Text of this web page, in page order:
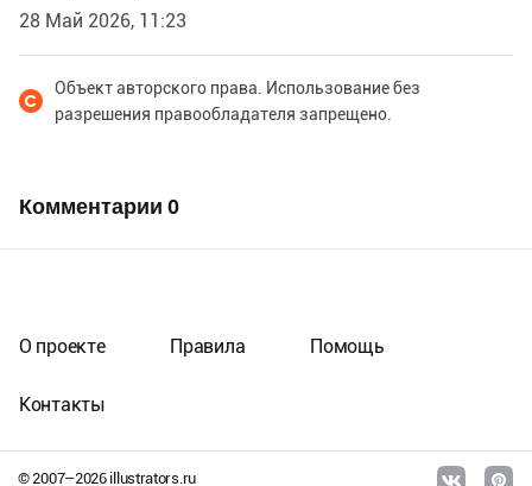
28 Май 2026, 11:23
Объект авторского права. Использование без
разрешения правообладателя запрещено.
Комментарии 0
© 2007–2026illustrators.ru
О проекте Правила Помощь
Контакты